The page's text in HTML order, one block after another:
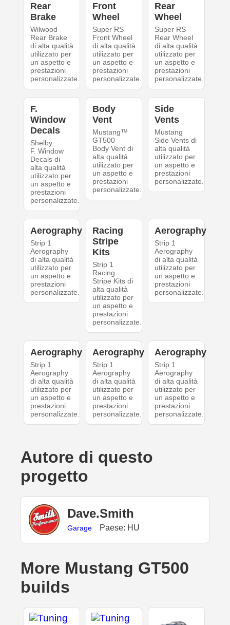
Rear
Brake
Wilwood
Rear Brake
di alta qualità
utilizzato per
un aspetto e
prestazioni
personalizzate.
Front
Wheel
Super RS
Front Wheel
di alta qualità
utilizzato per
un aspetto e
prestazioni
personalizzate.
Rear
Wheel
Super RS
Rear Wheel
di alta qualità
utilizzato per
un aspetto e
prestazioni
personalizzate.
F.
Window
Decals
Shelby
F. Window
Decals di
alta qualità
utilizzato per
un aspetto e
prestazioni
personalizzate.
Body
Vent
Mustang™
GT500
Body Vent di
alta qualità
utilizzato per
un aspetto e
prestazioni
personalizzate.
Side
Vents
Mustang
Side Vents di
alta qualità
utilizzato per
un aspetto e
prestazioni
personalizzate.
Aerography
Strip 1
Aerography
di alta qualità
utilizzato per
un aspetto e
prestazioni
personalizzate.
Racing
Stripe
Kits
Strip 1
Racing
Stripe Kits di
alta qualità
utilizzato per
un aspetto e
prestazioni
personalizzate.
Aerography
Strip 1
Aerography
di alta qualità
utilizzato per
un aspetto e
prestazioni
personalizzate.
Aerography
Strip 1
Aerography
di alta qualità
utilizzato per
un aspetto e
prestazioni
personalizzate.
Aerography
Strip 1
Aerography
di alta qualità
utilizzato per
un aspetto e
prestazioni
personalizzate.
Aerography
Strip 1
Aerography
di alta qualità
utilizzato per
un aspetto e
prestazioni
personalizzate.
Autore di questo
progetto
Dave.Smith
Garage Paese: HU
More Mustang GT500
builds